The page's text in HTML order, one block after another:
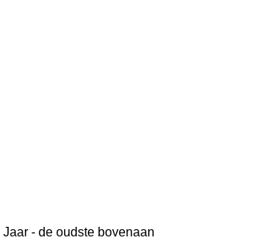
Jaar - de oudste bovenaan